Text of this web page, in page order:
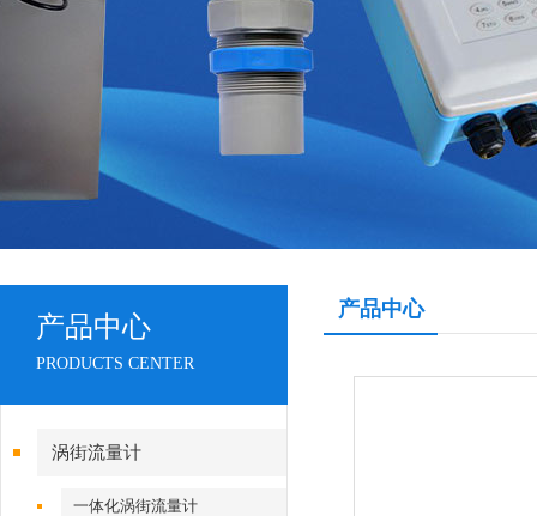
产品中心
PRODUCTS CENTER
涡街流量计
一体化涡街流量计
产品中心